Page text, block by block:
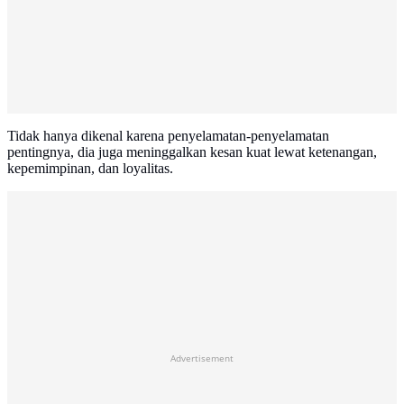
Tidak hanya dikenal karena penyelamatan-penyelamatan
pentingnya, dia juga meninggalkan kesan kuat lewat ketenangan,
kepemimpinan, dan loyalitas.
Advertisement